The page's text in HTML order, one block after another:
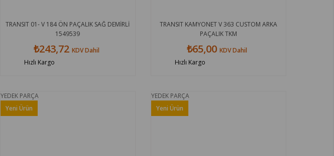
TRANSIT 01- V 184 ÖN PAÇALIK SAĞ DEMİRLİ
1549539
₺243,72 KDV Dahil
Hızlı Kargo
TRANSIT KAMYONET V 363 CUSTOM ARKA
PAÇALIK TKM
₺65,00 KDV Dahil
Hızlı Kargo
YEDEK PARÇA
Yeni Ürün
YEDEK PARÇA
Yeni Ürün